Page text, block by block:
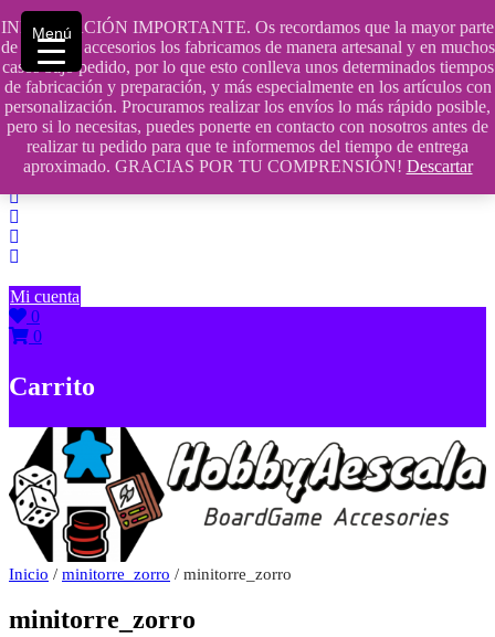
INFORMACIÓN IMPORTANTE. Os recordamos que la mayor parte
de nuestros accesorios los fabricamos de manera artesanal y en muchos
casos bajo pedido, por lo que esto conlleva unos determinados tiempos
de fabricación y preparación, y más especialmente en los artículos con
personalización. Procuramos realizar los envíos lo más rápido posible,
pero si lo necesitas, puedes ponerte en contacto con nosotros antes de
realizar tu pedido para que te informemos del tiempo de entrega
aproximado. GRACIAS POR TU COMPRENSIÓN! Descartar
Saltar
contenido
609241475 SOLO DE 10:00 a 14:00
info@hobbyaescala.com
San Fernando de Henares
10:00 - 14:00
Mi cuenta
0
0
Carrito
Inicio / minitorre_zorro / minitorre_zorro
minitorre_zorro
Menú